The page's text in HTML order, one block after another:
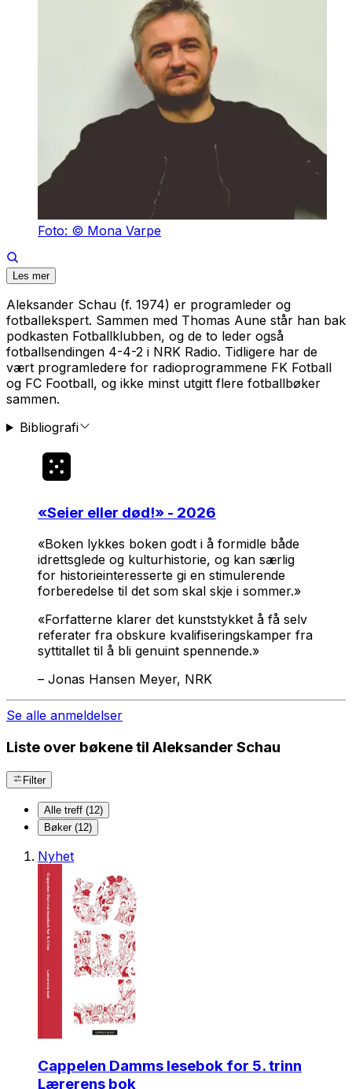
Foto: © Mona Varpe
Les mer
Aleksander Schau (f. 1974) er programleder og
fotballekspert. Sammen med Thomas Aune står han bak
podkasten Fotballklubben, og de to leder også
fotballsendingen 4-4-2 i NRK Radio. Tidligere har de
vært programledere for radioprogrammene FK Fotball
og FC Football, og ikke minst utgitt flere fotballbøker
sammen.
Bibliografi
«Seier eller død!» - 2026
«Boken lykkes boken godt i å formidle både
idretts­glede og kultur­historie, og kan særlig
for historie­interesserte gi en stimulerende
forberedelse til det som skal skje i sommer.»
«Forfatterne klarer det kunst­stykket å få selv
referater fra obskure kvalifiserings­kamper fra
sytti­tallet til å bli genuint spennende.»
– Jonas Hansen Meyer, NRK
Se alle anmeldelser
Liste over bøkene til Aleksander Schau
Filter
Alle treff (12)
Bøker (12)
Nyhet
Cappelen Damms lesebok for 5. trinn
Lærerens bok